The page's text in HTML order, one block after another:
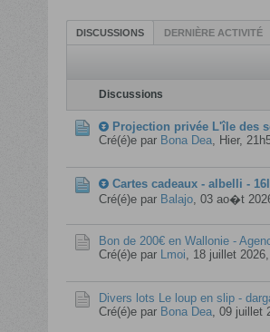
DISCUSSIONS DERNIÈRE ACTIVITÉ
Discussions
Projection privée L'île des
Cré(é)e par Bona Dea, Hier,
Cartes cadeaux - albelli -
Cré(é)e par Balajo, 03 ao�t
Bon de 200€ en Wallonie -
Cré(é)e par Lmoi, 18 juillet
Divers lots Le loup en slip -
Cré(é)e par Bona Dea, 09 juillet